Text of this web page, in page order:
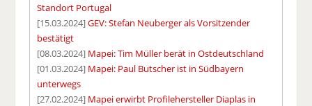
Standort Portugal
[15.03.2024]GEV: Stefan Neuberger als Vorsitzender
bestätigt
[08.03.2024] Mapei: Tim Müller berät in Ostdeutschland
[01.03.2024] Mapei: Paul Butscher ist in Südbayern
unterwegs
[27.02.2024] Mapei erwirbt Profilehersteller Diaplas in